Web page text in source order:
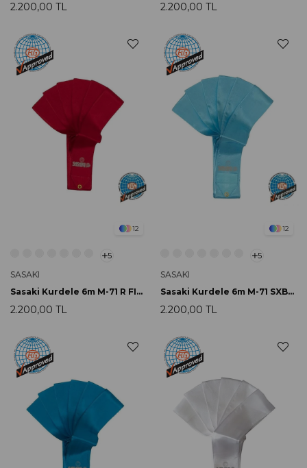
2.200,00 TL 2.200,00 TL
12
5
SASAKI
Sasaki Kurdele 6m M-71 R FIG Onaylı
2.200,00 TL
12
5
SASAKI
Sasaki Kurdele 6m M-71 SXBU FIG Onaylı
2.200,00 TL